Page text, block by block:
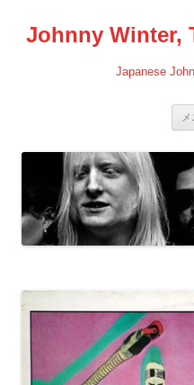
テ
ン
Johnny Winter,
Japanese